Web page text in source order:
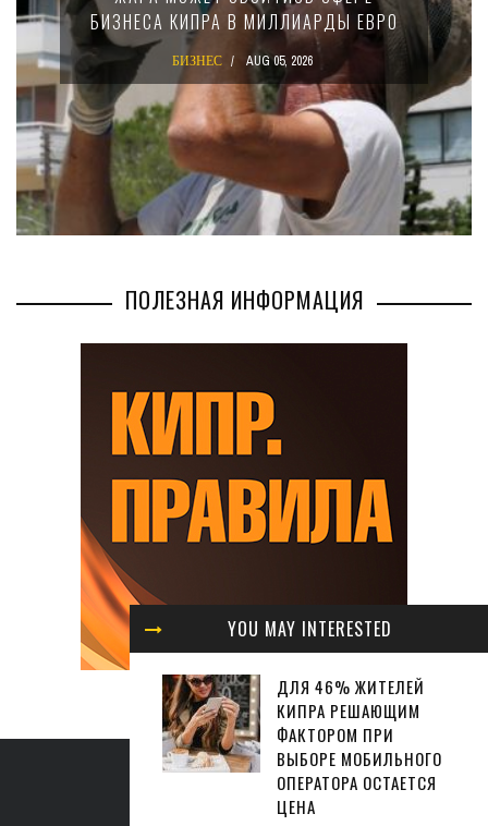
YOU MAY INTERESTED
ДЛЯ 46% ЖИТЕЛЕЙ
КИПРА РЕШАЮЩИМ
ФАКТОРОМ ПРИ
ВЫБОРЕ МОБИЛЬНОГО
ОПЕРАТОРА ОСТАЕТСЯ
ЦЕНА
КРУПНЫХ МЕЖДУНАРОДНЫХ
КОМПАНИЙ
БИЗНЕС AUG 02, 2026
ПОЛЕЗНАЯ ИНФОРМАЦИЯ